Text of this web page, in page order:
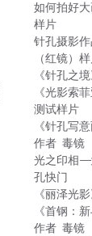
如何拍好大
样片
针孔摄影
（红镜）
《针孔之
《光影索
测试样片
《针孔写
作者 毒镜
光之印相
孔快门
《丽泽光
《首钢：
作者 毒镜